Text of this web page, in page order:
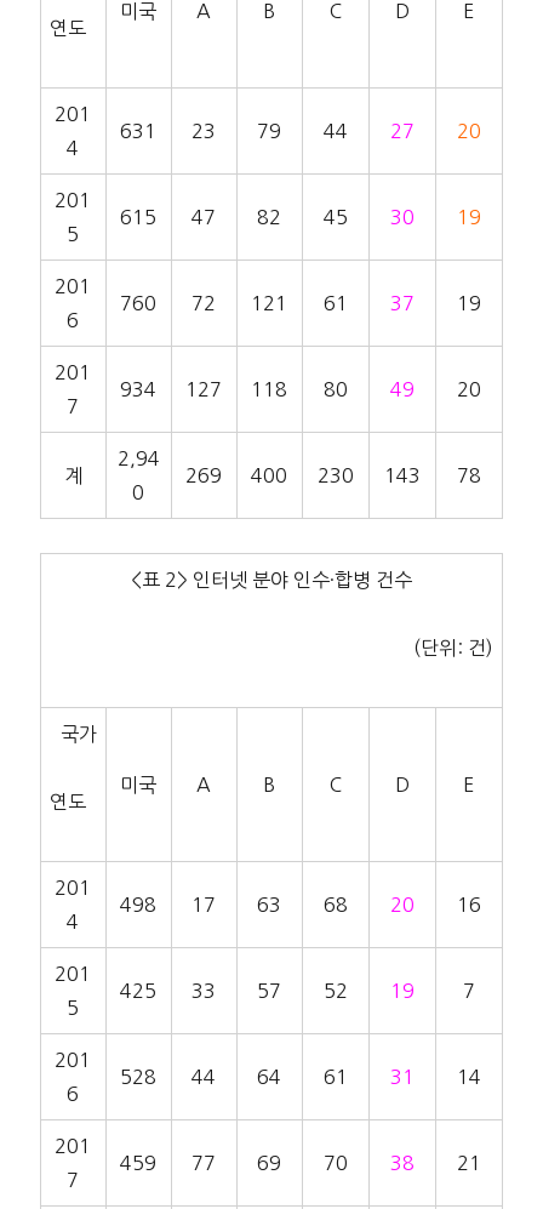
연도
미국 A B C D E
201
4
631 23 79 44 27 20
201
5
615 47 82 45 30 19
201
6
760 72 121 61 37 19
201
7
934 127 118 80 49 20
계
2,94
0
269 400 230 143 78
<표 2> 인터넷 분야 인수·합병 건수
(단위: 건)
국가
연도
미국 A B C D E
201
4
498 17 63 68 20 16
201
5
425 33 57 52 19 7
201
6
528 44 64 61 31 14
201
7
459 77 69 70 38 21